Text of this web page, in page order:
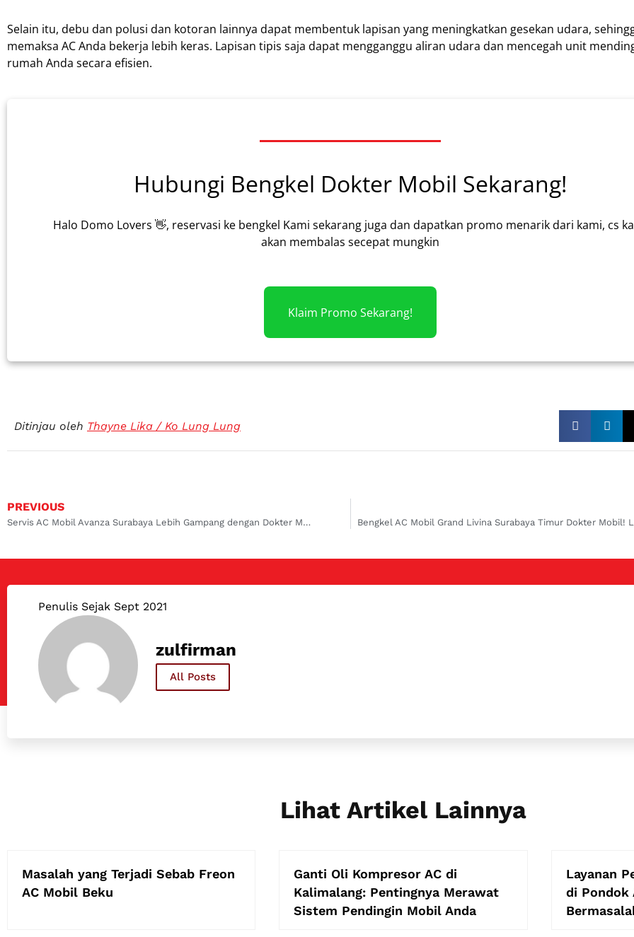
Selain itu, debu dan polusi dan kotoran lainnya dapat membentuk lapisan yang meningkatkan gesekan udara,
memaksa AC Anda bekerja lebih keras. Lapisan tipis saja dapat mengganggu aliran udara dan mencegah unit
rumah Anda secara efisien.
Hubungi Bengkel Dokter Mobil Sekarang!
Halo Domo Lovers 👋, reservasi ke bengkel Kami sekarang juga dan dapatkan promo menarik dari kami, cs
akan membalas secepat mungkin
Klaim Promo Sekarang!
Ditinjau oleh Thayne Lika / Ko Lung Lung
PREVIOUS
Servis AC Mobil Avanza Surabaya Lebih Gampang dengan Dokter Mobil
Penulis Sejak Sept 2021
zulfirman
All Posts
Lihat Artikel Lainnya
Masalah yang Terjadi Sebab Freon
AC Mobil Beku
Ganti Oli Kompresor AC di
Kalimalang: Pentingnya Merawat
Sistem Pendingin Mobil Anda
Layanan
di Pondok